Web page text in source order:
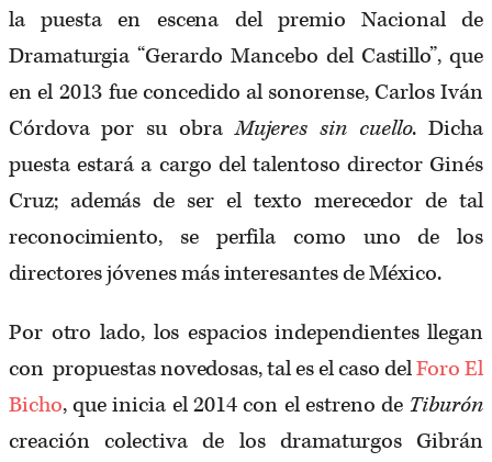
la puesta en escena del premio Nacional de
Dramaturgia “Gerardo Mancebo del Castillo”, que
en el 2013 fue concedido al sonorense, Carlos Iván
Córdova por su obraMujeres sin cuello. Dicha
puesta estará a cargo del talentoso director Ginés
Cruz; además de ser el texto merecedor de tal
reconocimiento, se perfila como uno de los
directores jóvenes más interesantes de México.
Por otro lado, los espacios independientes llegan
con propuestas novedosas, tal es el caso delForo El
Bicho, que inicia el 2014 con el estreno de Tiburón
creación colectiva de los dramaturgos Gibrán